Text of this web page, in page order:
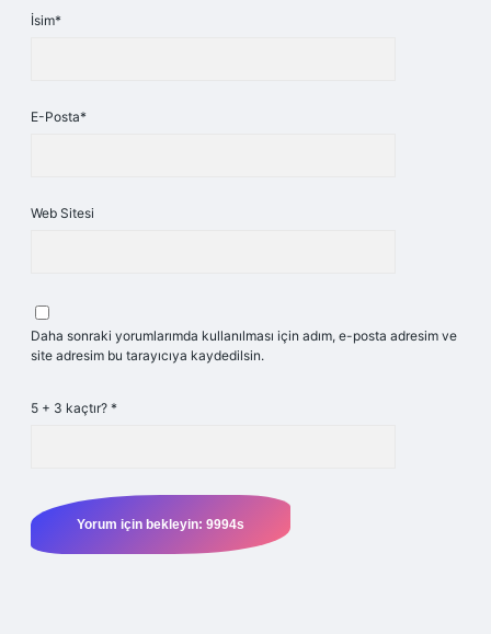
İsim*
E-Posta*
Web Sitesi
Daha sonraki yorumlarımda kullanılması için adım, e-posta adresim ve
site adresim bu tarayıcıya kaydedilsin.
5 + 3 kaçtır? *